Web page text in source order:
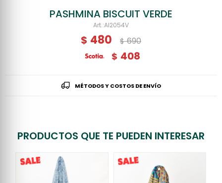
PASHMINA BISCUIT VERDE
AI2054V
$ 480 $ 690
$ 408
MÉTODOS Y COSTOS DE ENVÍO
PRODUCTOS QUE TE PUEDEN INTERESAR